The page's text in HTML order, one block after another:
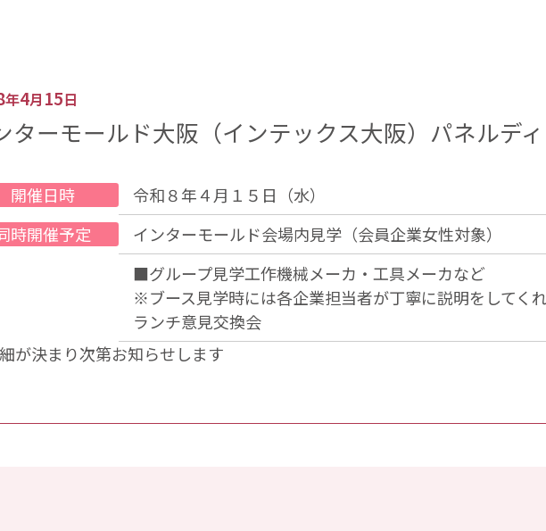
年4月 15日
ターモールド大阪（インテックス大阪）パネルデ
開催日時
令和８年４月１５日（水）
時開催予定
インターモールド会場内見学（会員企業女性対象）
■グループ見学工作機械メーカ・工具メーカなど
※ブース見学時には各企業担当者が丁寧に説明をしてく
ランチ意見交換会
が決まり次第お知らせします